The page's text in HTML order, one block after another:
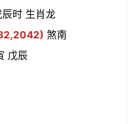
辰时 生肖龙
煞南
戊辰